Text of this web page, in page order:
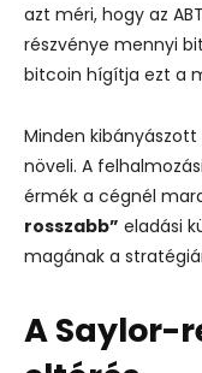
azt méri, hogy az
részvénye mennyi
bitcoin hígítja ezt a
Minden
növeli. A
érmék a cégnél
rosszabb” eladási
magának a
A Saylor-